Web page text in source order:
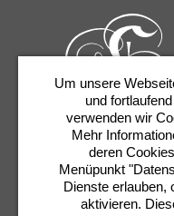
Tickets & Service
Presse
Um unsere
und
verwenden wir
Mehr
deren
Menüpunkt
Dienste erlauben,
aktivieren.